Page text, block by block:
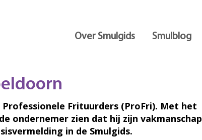
Over Smulgids Smulblog
Frituurders (ProFri). Met het
ondernemer zien dat hij zijn vakmanschap
in de Smulgids.